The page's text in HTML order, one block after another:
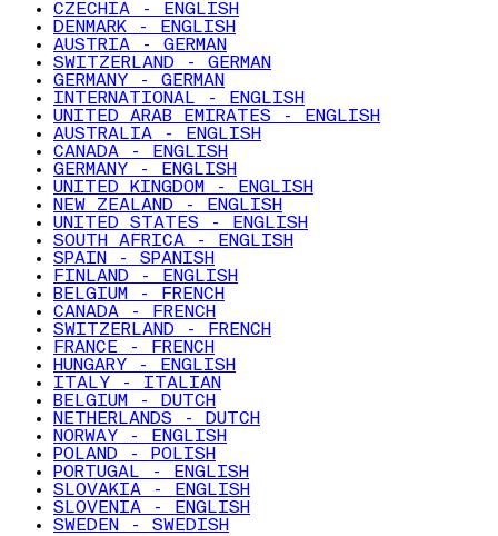
CZECHIA - ENGLISH
DENMARK - ENGLISH
AUSTRIA - GERMAN
SWITZERLAND - GERMAN
GERMANY - GERMAN
INTERNATIONAL - ENGLISH
UNITED ARAB EMIRATES - ENGLISH
AUSTRALIA - ENGLISH
CANADA - ENGLISH
GERMANY - ENGLISH
UNITED KINGDOM - ENGLISH
NEW ZEALAND - ENGLISH
UNITED STATES - ENGLISH
SOUTH AFRICA - ENGLISH
SPAIN - SPANISH
FINLAND - ENGLISH
BELGIUM - FRENCH
CANADA - FRENCH
SWITZERLAND - FRENCH
FRANCE - FRENCH
HUNGARY - ENGLISH
ITALY - ITALIAN
BELGIUM - DUTCH
NETHERLANDS - DUTCH
NORWAY - ENGLISH
POLAND - POLISH
PORTUGAL - ENGLISH
SLOVAKIA - ENGLISH
SLOVENIA - ENGLISH
SWEDEN - SWEDISH